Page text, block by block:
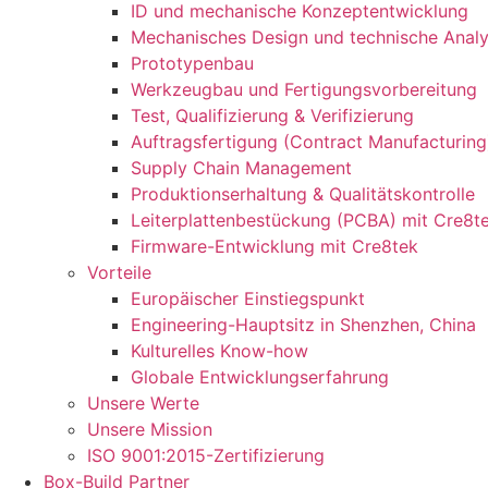
ID und mechanische Konzeptentwicklung
Mechanisches Design und technische
Prototypenbau
Werkzeugbau und Fertigungsvorbereitung
Test, Qualifizierung & Verifizierung
Auftragsfertigung (Contract
Supply Chain Management
Produktionserhaltung & Qualitätskontrolle
Leiterplattenbestückung (PCBA) mit
Firmware-Entwicklung mit Cre8tek
Vorteile
Europäischer Einstiegspunkt
Engineering-Hauptsitz in Shenzhen, China
Kulturelles Know-how
Globale Entwicklungserfahrung
Unsere Werte
Unsere Mission
ISO 9001:2015-Zertifizierung
Box-Build Partner